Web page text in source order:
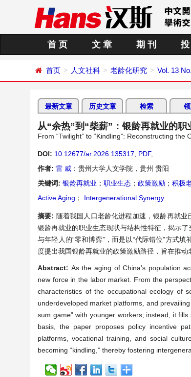
首 页 文 章 期 刊
首页 人文社科 老龄化研究 Vol. 13
最新文章 历史文章 检索
从“余热”到“柴薪”：银龄再就业的
From “Twilight” to “Kindling”: Reconstructing
DOI: 10.12677/ar.2026.135317 PDF,
作者: 雷 威 ：贵州大学人文学院，贵州 贵阳
关键词: 银龄再就业 ； 职业生态 ； 政策激励 ； 积极
Active Aging ； Intergenerational Synergy
摘要: 随着我国人口老龄化进程加速，银龄再就
银龄再就业的职业生态现状与结构性特征，揭示
与年轻人的“零和博弈”，而是以“代际错位”方式
度提出我国银龄再就业的政策激励路径，旨在推动
Abstract: As the aging of China’s population
new force in the labor market. From the
characteristics of the occupational ecology of
underdeveloped market platforms, and
sum game” with younger workers; instead, it
basis, the paper proposes policy incentive
platforms, vocational training, and social
becoming “kindling,” thereby fostering